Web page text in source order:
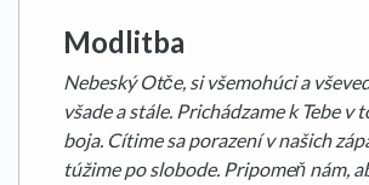
Modlitba
Nebeský Otče, si všemohúci a
všade a stále. Prichádzame k Tebe v
boja. Cítime sa porazení v našich
túžime po slobode. Pripomeň nám,